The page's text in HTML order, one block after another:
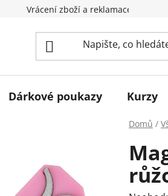
Vrácení zboží a reklamace
Dárkové poukazy Kurzy
Domů /